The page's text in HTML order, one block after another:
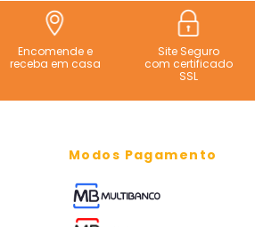
Encomende e
receba em casa
Site Seguro
com certificado
SSL
Modos Pagamento